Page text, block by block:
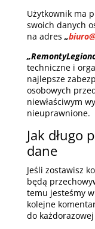
Użytkownik ma
swoich danych
na adres „
techniczne i
najlepsze
osobowych
niewłaściwym
nieuprawnione.
Jak długo
dane
Jeśli zostawisz
będą
temu jesteśmy
kolejne
do